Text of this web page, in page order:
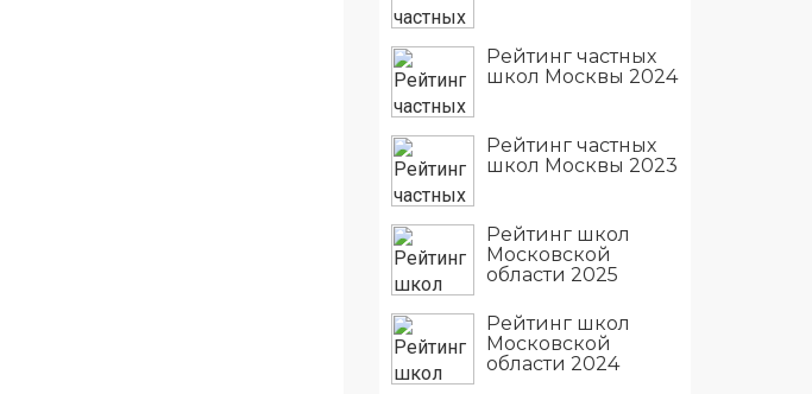
Рейтинг частных
школ Москвы 2024
Рейтинг частных
школ Москвы 2023
Рейтинг школ
Московской
области 2025
Рейтинг школ
Московской
области 2024